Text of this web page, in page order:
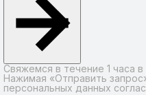
Свяжемся в течение 1 часа
Нажимая «Отправить
персональных данных